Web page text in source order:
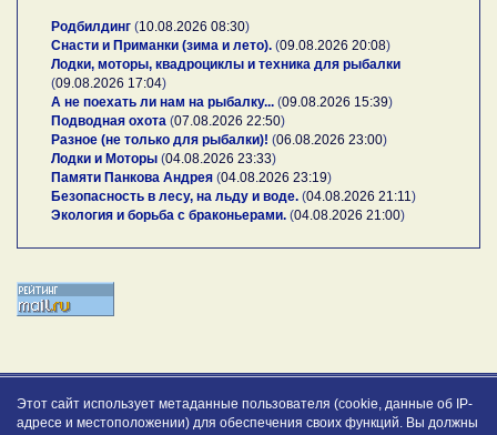
Родбилдинг (10.08.2026 08:30)
Снасти и Приманки (зима и лето). (09.08.2026 20:08)
Лодки, моторы, квадроциклы и техника для рыбалки
(09.08.2026 17:04)
А не поехать ли нам на рыбалку... (09.08.2026 15:39)
Подводная охота (07.08.2026 22:50)
Разное (не только для рыбалки)! (06.08.2026 23:00)
Лодки и Моторы (04.08.2026 23:33)
Памяти Панкова Андрея (04.08.2026 23:19)
Безопасность в лесу, на льду и воде. (04.08.2026 21:11)
Экология и борьба с браконьерами. (04.08.2026 21:00)
Этот сайт использует метаданные пользователя (cookie, данные об IP-
адресе и местоположении) для обеспечения своих функций. Вы должны